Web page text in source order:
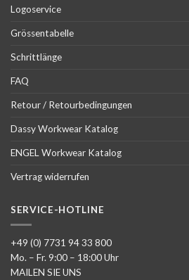
Logoservice
Grössentabelle
Schrittlänge
FAQ
Retour / Retourbedingungen
Dassy Workwear Katalog
ENGEL Workwear Katalog
Vertrag widerrufen
SERVICE-HOTLINE
+49 (0) 7731 94 33 800
Mo. – Fr. 9:00 – 18:00 Uhr
MAILEN SIE UNS